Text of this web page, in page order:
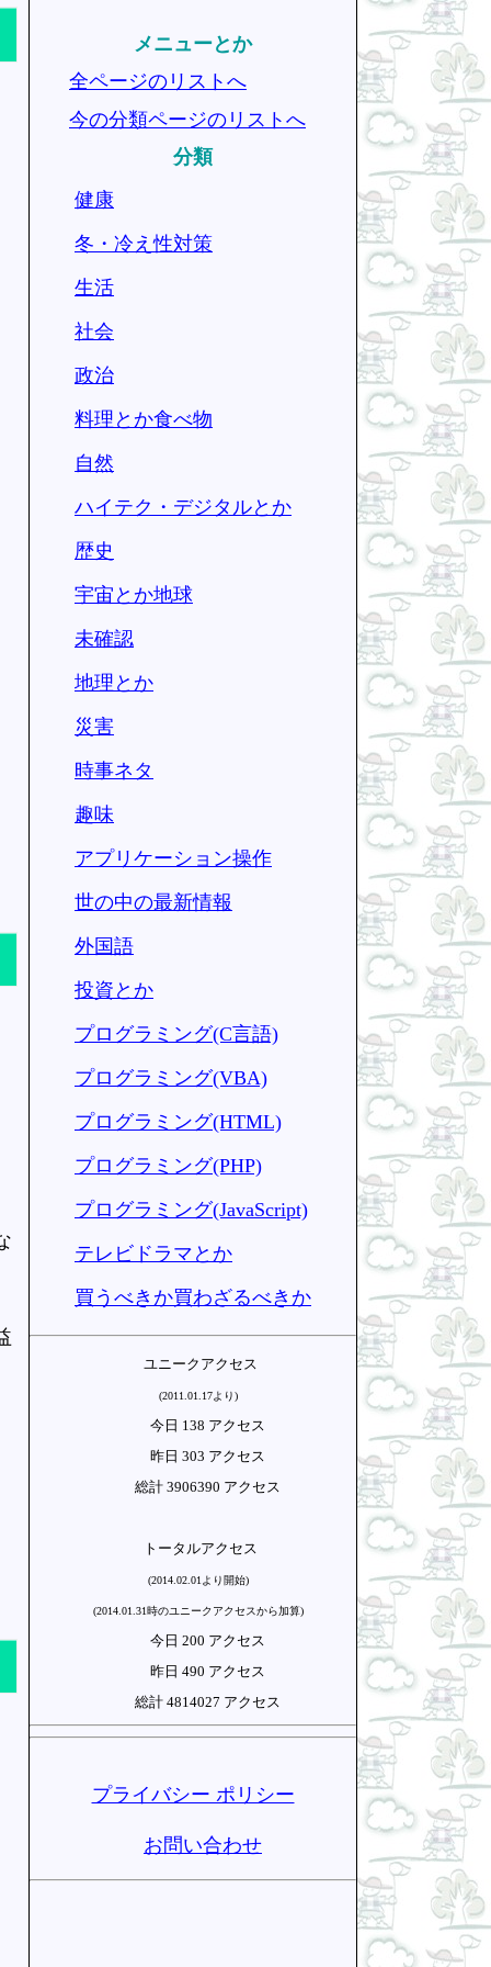
メニューとか
全ページのリストへ
今の分類ページのリストへ
分類
健康
冬・冷え性対策
生活
社会
政治
料理とか食べ物
自然
ハイテク・デジタルとか
歴史
宇宙とか地球
未確認
地理とか
災害
時事ネタ
趣味
アプリケーション操作
世の中の最新情報
外国語
投資とか
プログラミング(C言語)
プログラミング(VBA)
プログラミング(HTML)
プログラミング(PHP)
プログラミング(JavaScript)
テレビドラマとか
買うべきか買わざるべきか
ユニークアクセス
(2011.01.17より)
今日 138 アクセス
昨日 303 アクセス
総計 3906390 アクセス
トータルアクセス
(2014.02.01より開始)
(2014.01.31時のユニークアクセスから加算)
今日 200 アクセス
昨日 490 アクセス
総計 4814027 アクセス
プライバシー ポリシー
お問い合わせ